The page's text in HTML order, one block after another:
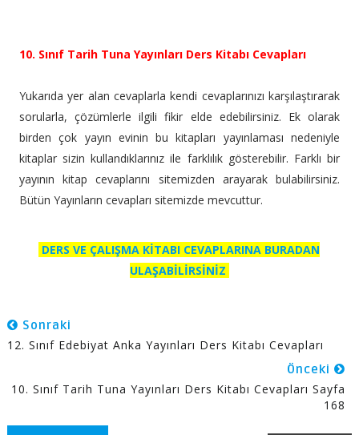
10. Sınıf Tarih Tuna Yayınları Ders Kitabı Cevapları
Yukarıda yer alan cevaplarla kendi cevaplarınızı karşılaştırarak
sorularla, çözümlerle ilgili fikir elde edebilirsiniz. Ek olarak
birden çok yayın evinin bu kitapları yayınlaması nedeniyle
kitaplar sizin kullandıklarınız ile farklılık gösterebilir. Farklı bir
yayının kitap cevaplarını sitemizden arayarak bulabilirsiniz.
Bütün Yayınların cevapları sitemizde mevcuttur.
DERS VE ÇALIŞMA KİTABI CEVAPLARINA BURADAN
ULAŞABİLİRSİNİZ
Sonraki
12. Sınıf Edebiyat Anka Yayınları Ders Kitabı Cevapları
Önceki
10. Sınıf Tarih Tuna Yayınları Ders Kitabı Cevapları Sayfa
168